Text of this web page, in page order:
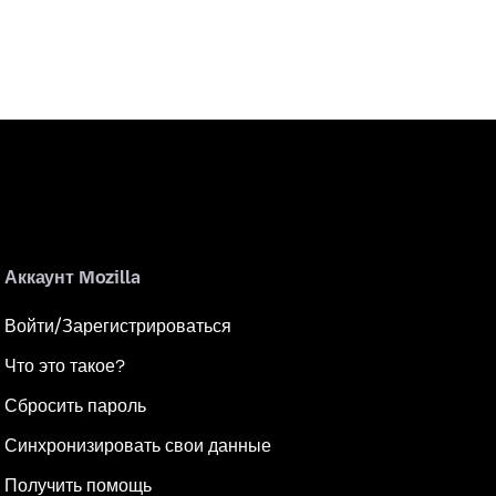
Аккаунт Mozilla
Войти/Зарегистрироваться
Что это такое?
Сбросить пароль
Синхронизировать свои данные
Получить помощь